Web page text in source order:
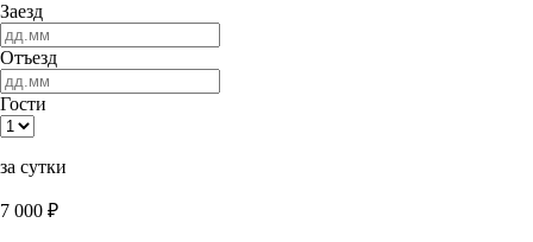
Заезд
Отъезд
Гости
за сутки
7 000 ₽